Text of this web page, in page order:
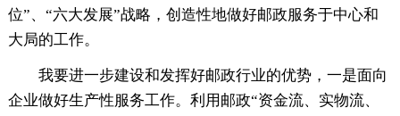
位”、“六大发展”战略，创造性地做好邮政服务于中心和
大局的工作。
我要进一步建设和发挥好邮政行业的优势，一是面向
企业做好生产性服务工作。利用邮政“资金流、实物流、